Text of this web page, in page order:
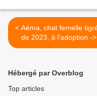
< Aéma, chat femelle tigrée
de 2023, à l'adoption ->
adoptée
Hébergé par Overblog
Top articles